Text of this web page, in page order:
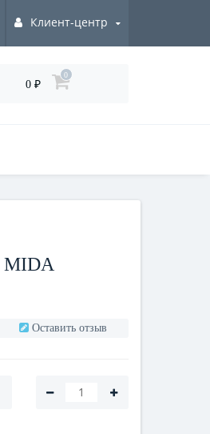
Клиент-центр
0 ₽
0
Оставить отзыв